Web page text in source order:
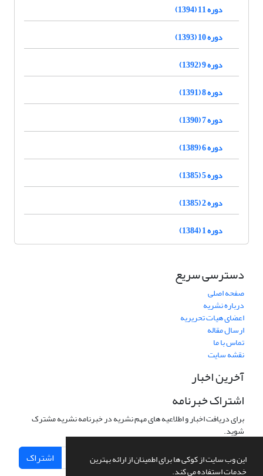
این وب سایت از کوکی ها برای اطمینان از ارائه بهترین
خدمات استفاده می کند.
دوره 11 (1394)
دوره 10 (1393)
دوره 9 (1392)
دوره 8 (1391)
دوره 7 (1390)
دوره 6 (1389)
دوره 5 (1385)
دوره 2 (1385)
دوره 1 (1384)
دسترسی سریع
صفحه اصلی
درباره نشریه
اعضای هیات تحریریه
ارسال مقاله
تماس با ما
نقشه سایت
آخرین اخبار
اشتراک خبرنامه
برای دریافت اخبار و اطلاعیه های مهم نشریه در خبرنامه نشریه مشترک
شوید.
اشتراک